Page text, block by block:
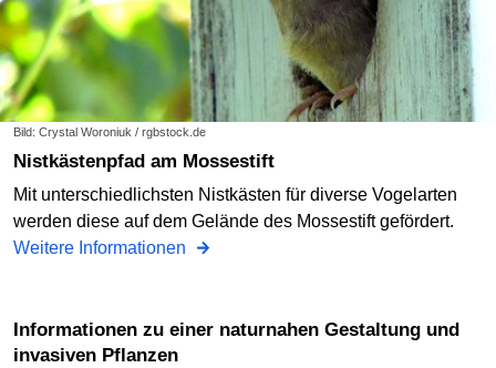
Bild: Crystal Woroniuk / rgbstock.de
Nistkästenpfad am Mossestift
Mit unterschiedlichsten Nistkästen für diverse Vogelarten
werden diese auf dem Gelände des Mossestift gefördert.
Weitere Informationen
invasiven Pflanzen